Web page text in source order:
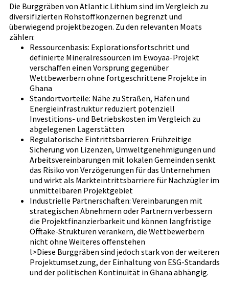
Die Burggräben von Atlantic Lithium sind im Vergleich zu
diversifizierten Rohstoffkonzernen begrenzt und
überwiegend projektbezogen. Zu den relevanten Moats
zählen:
Ressourcenbasis: Explorationsfortschritt und
definierte Mineralressourcen im Ewoyaa-Projekt
verschaffen einen Vorsprung gegenüber
Wettbewerbern ohne fortgeschrittene Projekte in
Ghana
Standortvorteile: Nähe zu Straßen, Häfen und
Energieinfrastruktur reduziert potenziell
Investitions- und Betriebskosten im Vergleich zu
abgelegenen Lagerstätten
Regulatorische Eintrittsbarrieren: Frühzeitige
Sicherung von Lizenzen, Umweltgenehmigungen und
Arbeitsvereinbarungen mit lokalen Gemeinden senkt
das Risiko von Verzögerungen für das Unternehmen
und wirkt als Markteintrittsbarriere für Nachzügler im
unmittelbaren Projektgebiet
Industrielle Partnerschaften: Vereinbarungen mit
strategischen Abnehmern oder Partnern verbessern
die Projektfinanzierbarkeit und können langfristige
Offtake-Strukturen verankern, die Wettbewerbern
nicht ohne Weiteres offenstehen
l>Diese Burggräben sind jedoch stark von der weiteren
Projektumsetzung, der Einhaltung von ESG-Standards
und der politischen Kontinuität in Ghana abhängig.